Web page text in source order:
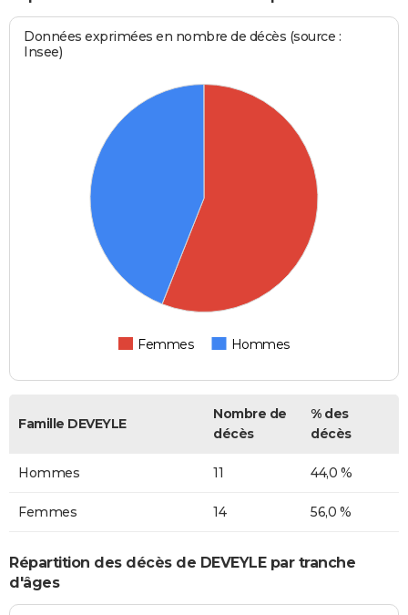
Données exprimées en nombre de décès (source :
Insee)
Femmes Hommes
Famille DEVEYLE
Nombre de
décès
% des
décès
Hommes 11 44,0 %
Femmes 14 56,0 %
Répartition des décès de DEVEYLE par tranche
d'âges